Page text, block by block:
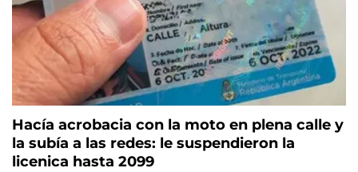
Hacía acrobacia con la moto en plena calle y
la subía a las redes: le suspendieron la
licenica hasta 2099